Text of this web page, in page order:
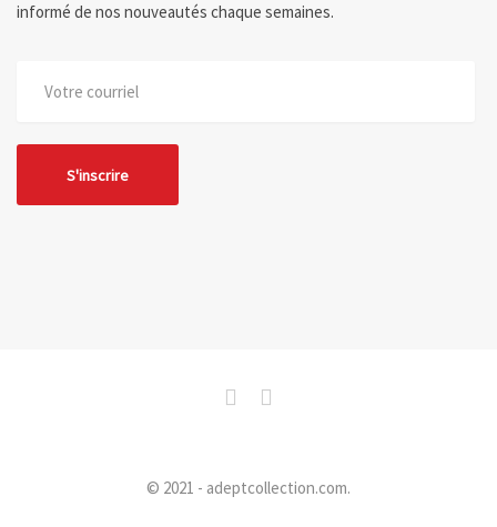
informé de nos nouveautés chaque semaines.
© 2021 - adeptcollection.com.